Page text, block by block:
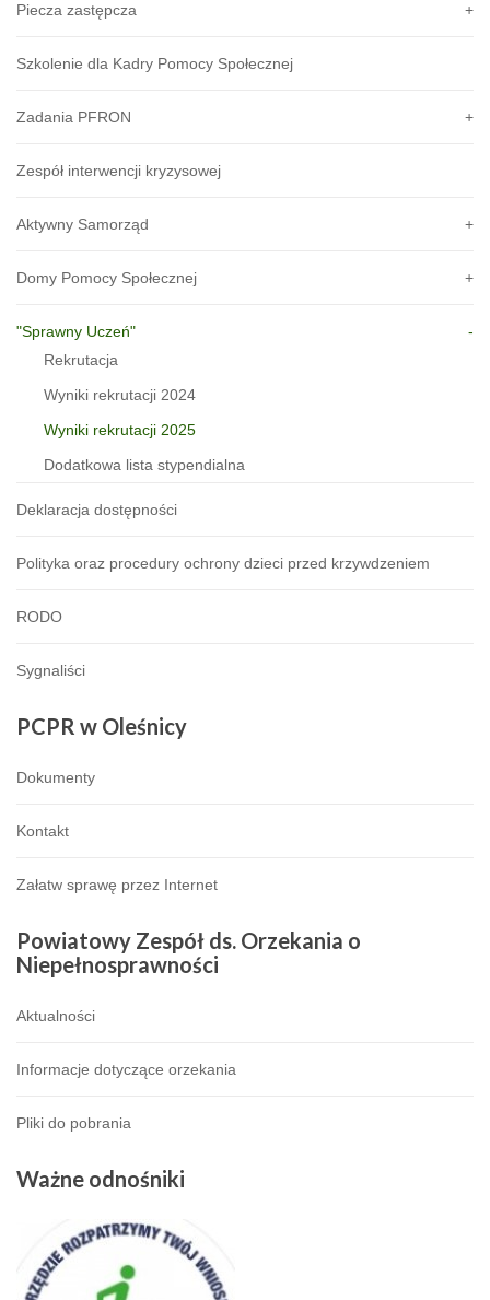
Piecza zastępcza
Szkolenie dla Kadry Pomocy Społecznej
Zadania PFRON
Zespół interwencji kryzysowej
Aktywny Samorząd
Domy Pomocy Społecznej
"Sprawny Uczeń"
Rekrutacja
Wyniki rekrutacji 2024
Wyniki rekrutacji 2025
Dodatkowa lista stypendialna
Deklaracja dostępności
Polityka oraz procedury ochrony dzieci przed krzywdzeniem
RODO
Sygnaliści
PCPR w Oleśnicy
Dokumenty
Kontakt
Załatw sprawę przez Internet
Powiatowy Zespół ds. Orzekania o
Niepełnosprawności
Aktualności
Informacje dotyczące orzekania
Pliki do pobrania
Ważne odnośniki